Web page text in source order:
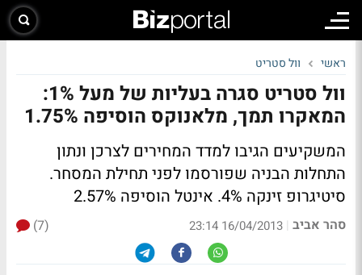
ראשי וול סטריט
וול סטריט סגרה בעליות של מעל 1%:
המאקרו תמך, מלאנוקס הוסיפה 1.75%
המשקיעים הגיבו למדד המחירים לצרכן ונתון
התחלות הבניה שפורסמו לפני תחילת המסחר.
סיטיגרופ זינקה 4%. אינטל הוסיפה 2.57%
סהר אביב |
16/04/2013 23:14
(7)